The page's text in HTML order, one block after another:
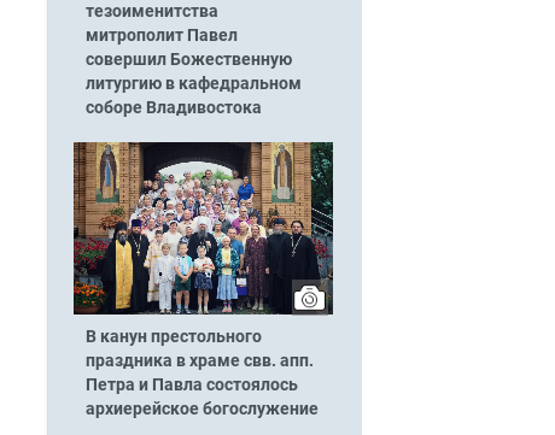
тезоименитства
митрополит Павел
совершил Божественную
литургию в кафедральном
соборе Владивостока
В канун престольного
праздника в храме свв. апп.
Петра и Павла состоялось
архиерейское богослужение